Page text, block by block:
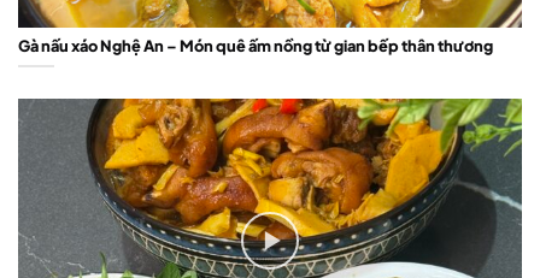
Gà nấu xáo Nghệ An – Món quê ấm nồng từ gian bếp thân thương